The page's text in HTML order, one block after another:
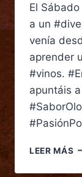
El
a un
venía
aprender
#vinos.
apuntáis
LEER MÁS